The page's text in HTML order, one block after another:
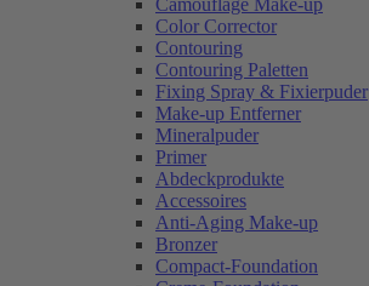
Camouflage Make-up
Color Corrector
Contouring
Contouring Paletten
Fixing Spray & Fixierpuder
Make-up Entferner
Mineralpuder
Primer
Abdeckprodukte
Accessoires
Anti-Aging Make-up
Bronzer
Compact-Foundation